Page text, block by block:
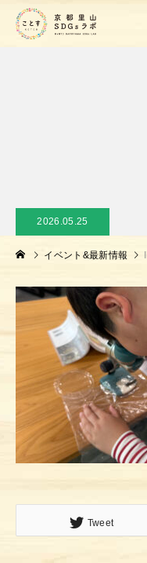
2026.05.25
イベント&最新情報
Tweet